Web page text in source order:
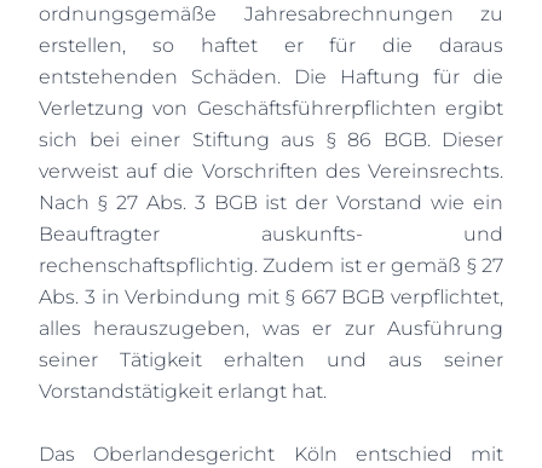
ordnungsgemäße Jahresabrechnungen zu
erstellen, so haftet er für die daraus
entstehenden Schäden. Die Haftung für die
Verletzung von Geschäftsführerpflichten ergibt
sich bei einer Stiftung aus § 86 BGB. Dieser
verweist auf die Vorschriften des Vereinsrechts.
Nach § 27 Abs. 3 BGB ist der Vorstand wie ein
Beauftragter auskunfts- und
rechenschaftspflichtig. Zudem ist er gemäß § 27
Abs. 3 in Verbindung mit § 667 BGB verpflichtet,
alles herauszugeben, was er zur Ausführung
seiner Tätigkeit erhalten und aus seiner
Vorstandstätigkeit erlangt hat.
Das Oberlandesgericht Köln entschied mit